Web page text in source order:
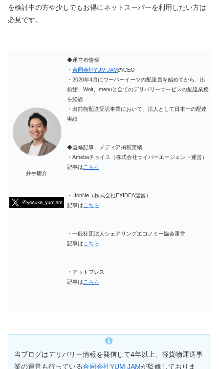
を検討中の方や少しでもお得にネットスーパーを利用したい方は
必見です。
井手庸介
◆運営者情報
・ 合同会社YUM JAMのCEO
・2020年4月にウーバーイーツの配達員を始めてから、出
前館、Wolt、menuと全てのデリバリーサービスの配達業務
を経験
・出前館配送受託事業において、法人として日本一の配達
実績
◆監修記事、メディア掲載実績
・Amebaチョイス（株式会社サイバーエージェント運営）
記事は こちら
・HonNe（株式会社EXIDEA運営）
記事は こちら
・一般社団法人シェアリングエコノミー協会運営
記事は こちら
・アットプレス
記事は こちら
当ブログはデリバリー情報を発信して4年以上、軽貨物運送事
業の運営も行っている合同会社YUM JAMが監修しておりま